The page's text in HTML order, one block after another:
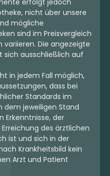
erfolgt jedoch
nicht über unsere
mögliche
sind im Preisvergleich
Die angezeigte
sich ausschließlich auf
in jedem Fall möglich,
dass bei
Standards im
dem jeweiligen Stand
Erkenntnisse, der
des ärztlichen
ist und sich in der
Krankheitsbild kein
Arzt und Patient